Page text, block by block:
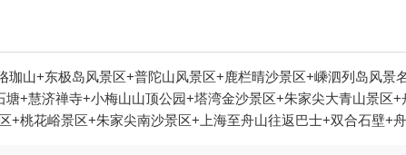
珈山+东极岛风景区+普陀山风景区+鹿栏晴沙景区+嵊泗列岛风
+慧济禅寺+小梅山山顶公园+塔湾金沙景区+朱家尖大青山景区
+桃花峪景区+朱家尖南沙景区+上海至舟山往返巴士+双合石壁+